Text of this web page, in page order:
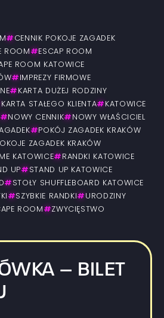
# CENNIK POKOJE ZAGADEK
ROOM # ESCAP ROOM
ROOM KATOWICE
# IMPREZY FIRMOWE
# KARTA DUŻEJ RODZINY
KARTA STAŁEGO KLIENTA# KATOWICE
# NOWY CENNIK# NOWY WŁAŚCICIEL
# POKÓJ ZAGADEK KRAKÓW
ZAGADEK KRAKÓW
KATOWICE# RANDKI KATOWICE
UP# STAND UP KATOWICE
# STOŁY SHUFFLEBOARD KATOWICE
#SZYBKIE RANDKI # URODZINY
ROOM #ZWYCIĘSTWO
– BILET